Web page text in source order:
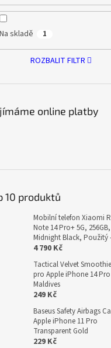
Na skladě 1
ROZBALIT FILTR
online platby
10 produktů
Mobilní telefon Xiaomi
Note 14 Pro+ 5G, 256GB,
Midnight Black, Použitý
4 790 Kč
Tactical Velvet
pro Apple iPhone 14
Maldives
249 Kč
Baseus Safety Airbags
Apple iPhone 11 Pro
Transparent Gold
229 Kč